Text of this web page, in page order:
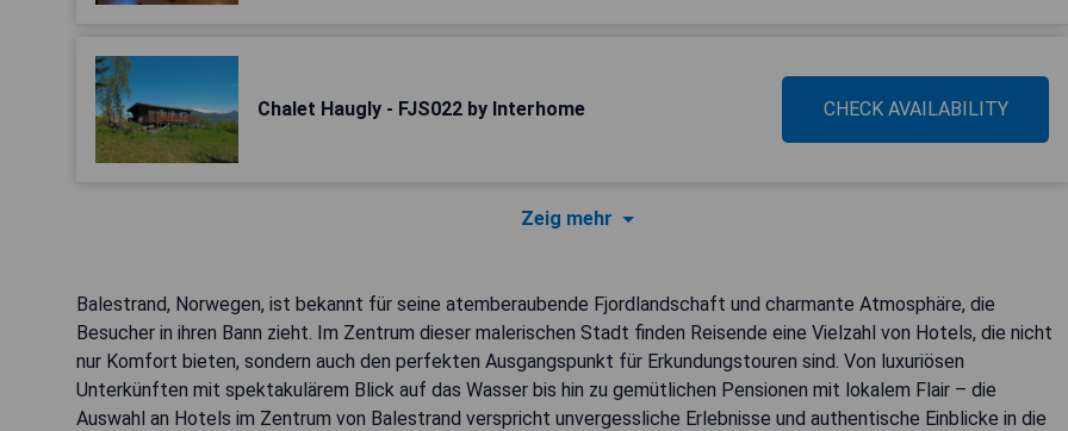
Chalet Haugly - FJS022 by Interhome CHECK AVAILABILITY
Zeig mehr
Balestrand, Norwegen, ist bekannt für seine atemberaubende Fjordlandschaft und charmante Atmosphäre, die
Besucher in ihren Bann zieht. Im Zentrum dieser malerischen Stadt finden Reisende eine Vielzahl von Hotels, die nicht
nur Komfort bieten, sondern auch den perfekten Ausgangspunkt für Erkundungstouren sind. Von luxuriösen
Unterkünften mit spektakulärem Blick auf das Wasser bis hin zu gemütlichen Pensionen mit lokalem Flair – die
Auswahl an Hotels im Zentrum von Balestrand verspricht unvergessliche Erlebnisse und authentische Einblicke in die